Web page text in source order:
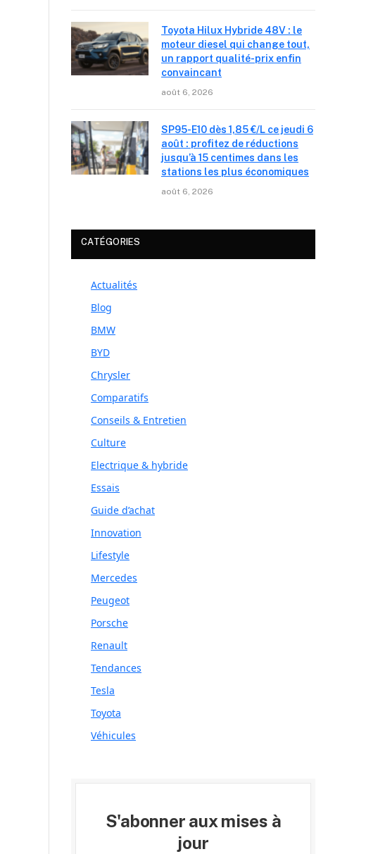
Toyota Hilux Hybride 48V : le
moteur diesel qui change tout,
un rapport qualité-prix enfin
convaincant
août 6, 2026
SP95-E10 dès 1,85 €/L ce jeudi 6
août : profitez de réductions
jusqu’à 15 centimes dans les
stations les plus économiques
août 6, 2026
CATÉGORIES
Actualités
Blog
BMW
BYD
Chrysler
Comparatifs
Conseils & Entretien
Culture
Electrique & hybride
Essais
Guide d’achat
Innovation
Lifestyle
Mercedes
Peugeot
Porsche
Renault
Tendances
Tesla
Toyota
Véhicules
S'abonner aux mises à
jour